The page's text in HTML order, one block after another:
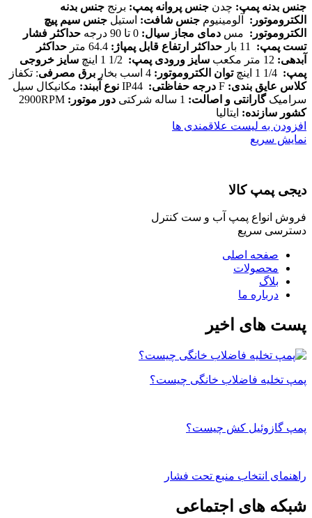
جنس بدنه پمپ: چدن جنس پروانه پمپ: برنج جنس بدنه
الکتروموتور : آلومینیوم جنس شافت: استیل جنس سیم پیچ
الکتروموتور : مس دمای مجاز سیال:
حداکثر فشار
تست پمپ: حداکثر ارتفاع قابل پمپاژ :
حداکثر
آبدهی: سایز ورودی پمپ:
سایز خروجی
پمپ: توان الکتروموتور : برق مصرفی: تکفاز
کلاس عایق بندی: درجه حفاظتی: نوع آببند: مکانیکال سیل
سرامیکگارانتی و اصالت: دور موتور :
کشور سازنده: ایتالیا
افزودن به لیست علاقمندی ها
نمایش سریع
دیجی پمپ کالا
فروش انواع پمپ آب و ست کنترل
دسترسی سریع
صفحه اصلی
محصولات
بلاگ
درباره ما
پست های اخیر
پمپ تخلیه فاضلاب خانگی چیست؟
پمپ گازوئیل کش چیست؟
راهنمای انتخاب منبع تحت فشار
شبکه های اجتماعی